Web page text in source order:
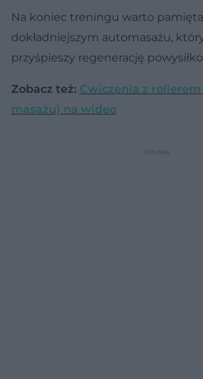
Na koniec treningu warto
dokładniejszym automasażu,
przyśpieszy regenerację
Zobacz też: Ćwiczenia z rollerem
masażu) na wideo